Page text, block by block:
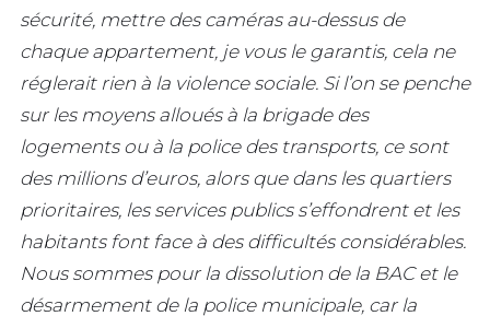
sécurité, mettre des caméras au-dessus de
chaque appartement, je vous le garantis, cela ne
réglerait rien à la violence sociale. Si l’on se penche
sur les moyens alloués à la brigade des
logements ou à la police des transports, ce sont
des millions d’euros, alors que dans les quartiers
prioritaires, les services publics s’effondrent et les
habitants font face à des difficultés considérables.
Nous sommes pour la dissolution de la BAC et le
désarmement de la police municipale, car la